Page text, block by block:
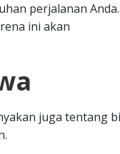
perjalanan Anda.
ini akan
juga tentang